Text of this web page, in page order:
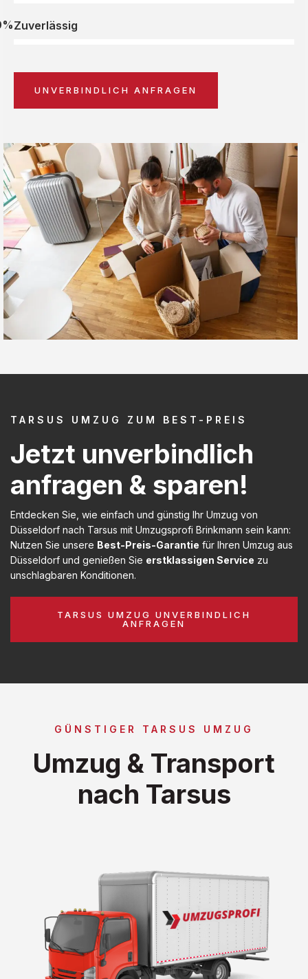
Zuverlässig
UNVERBINDLICH ANFRAGEN
TARSUS UMZUG ZUM BEST-PREIS
Jetzt unverbindlich
anfragen & sparen!
Entdecken Sie, wie einfach und günstig Ihr Umzug von
Düsseldorf nach Tarsus mit Umzugsprofi Brinkmann sein kann:
Nutzen Sie unsere Best-Preis-Garantie für Ihren Umzug aus
Düsseldorf und genießen Sie erstklassigen Service zu
unschlagbaren Konditionen.
TARSUS UMZUG UNVERBINDLICH
ANFRAGEN
GÜNSTIGER TARSUS UMZUG
Umzug & Transport
nach Tarsus